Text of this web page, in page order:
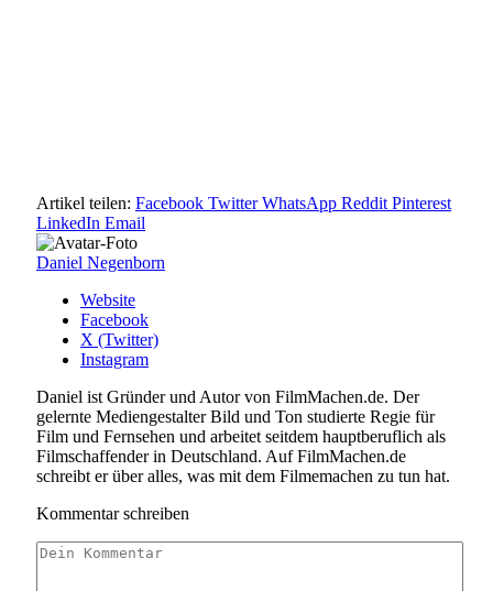
Artikel teilen: Facebook Twitter WhatsApp Reddit Pinterest
LinkedIn Email
Daniel Negenborn
Website
Facebook
X (Twitter)
Instagram
Daniel ist Gründer und Autor von FilmMachen.de. Der
gelernte Mediengestalter Bild und Ton studierte Regie für
Film und Fernsehen und arbeitet seitdem hauptberuflich als
Filmschaffender in Deutschland. Auf FilmMachen.de
schreibt er über alles, was mit dem Filmemachen zu tun hat.
Kommentar schreiben